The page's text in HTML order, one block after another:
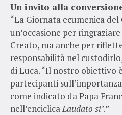
Un invito alla
“La Giornata ecumenica
un’occasione per
Creato, ma anche per
responsabilità nel
di Luca. “Il nostro obiettivo
partecipanti
come indicato da Papa
nell’enciclicaLaudato si’.”